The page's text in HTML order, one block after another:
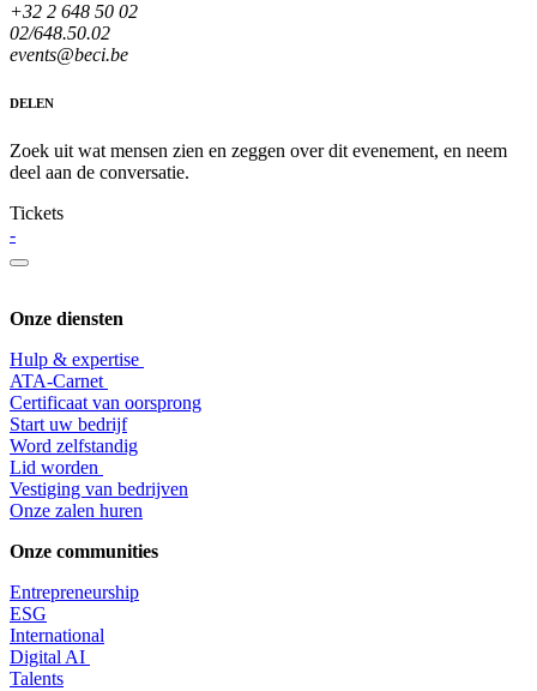
+32 2 648 50 02
02/648.50.02
events@beci.be
DELEN
Zoek uit wat mensen zien en zeggen over dit evenement, en neem
deel aan de conversatie.
Tickets
-
Onze diensten
Hulp & expertise
​ATA-Carnet
Certificaat van oorsprong
Start uw bedrijf
Word zelfstandig
Lid worden
​Vestiging van bedrijven
Onze zalen huren
Onze communities
Entrepreneurship
ESG
International
Digital AI
Talents